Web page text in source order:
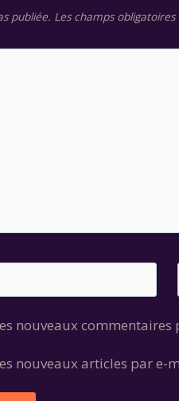
publiée. Les champs
nouveaux commentaires
nouveaux articles par e-